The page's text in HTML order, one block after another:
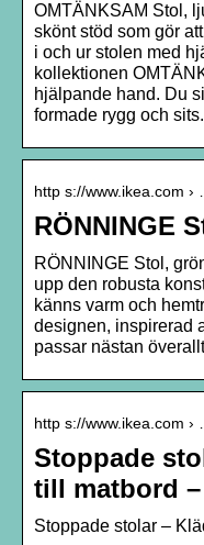
OMTÄNKSAM Stol,
skönt stöd som gör
i och ur stolen med
kollektionen
hjälpande hand. Du
formade rygg och sits.
http s://www.ikea.com ›
RÖNNINGE
RÖNNINGE Stol,
upp den robusta
känns varm och
designen, inspirerad
passar nästan
http s://www.ikea.com ›
Stoppade
till matbord
Stoppade stolar –